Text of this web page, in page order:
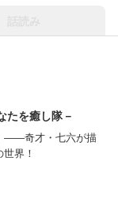
たを癒し隊－
――奇才・七六が描
界！